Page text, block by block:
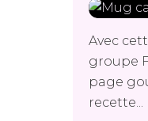
Avec
groupe
page
recette...